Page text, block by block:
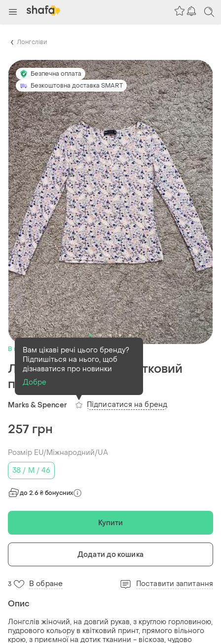
Лонгсліви
Безпечна оплата
Безкоштовна доставка SMART
В наявності1 шт
Лонгслів жіночий в квітковий
принт marks&spencer
Marks & Spencer
Вам цікаві речі цього бренду?
Підпишіться на нього, щоб
дізнаватися про новинки
Добре
Підписатися на бренд
257 грн
Розмір EU/Міжнародний/UA
38 / M / 46
до 2.6 ₴ бонусних
Купити
Додати до кошика
3 В обране Поставити запитання
Опис
Лонгслів жіночий, на довгий рукав, з круглою горловиною,
пудрового кольору в квітковий принт, прямого вільного
крою, з приємної на дотик тканини - віскоза, чудово